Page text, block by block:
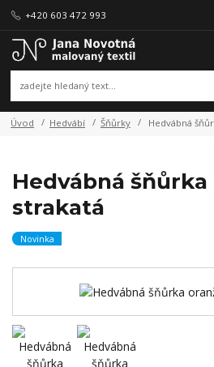
+420 603 472 993
Úvod Hedvábí Šňůrky Hedvábná
Hedvábná šňůrka
strakatá
Novinka